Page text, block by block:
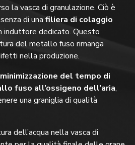
la vasca di granulazione. Ciò è
di una filiera di colaggio
induttore dedicato. Questo
del metallo fuso rimanga
nella produzione.
minimizzazione del tempo di
fuso all’ossigeno dell’aria,
una graniglia di qualità
dell’acqua nella vasca di